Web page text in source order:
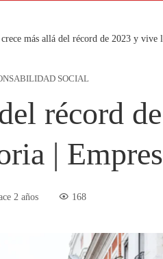
más allá del récord de 2023 y vive
SOCIAL
récord
|
2 años 168